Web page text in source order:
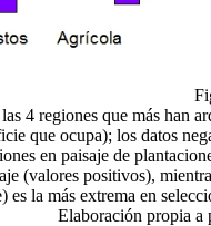
4 regiones que más
que ocupa); los datos
en paisaje de
(valores positivos),
la más extrema en
Elaboración propia